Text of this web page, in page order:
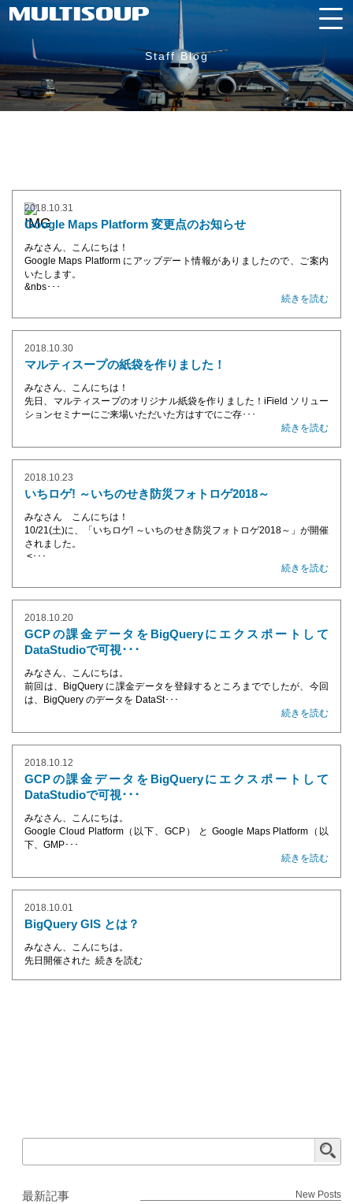
Staff Blog
2018.10.31
Google Maps Platform 変更点のお知らせ
みなさん、こんにちは！
Google Maps Platform にアップデート情報がありましたので、ご案内
いたします。
&nbs･･･
続きを読む
2018.10.30
マルティスープの紙袋を作りました！
みなさん、こんにちは！
先日、マルティスープのオリジナル紙袋を作りました！iField ソリュー
ションセミナーにご来場いただいた方はすでにご存･･･
続きを読む
2018.10.23
いちロゲ! ～いちのせき防災フォトロゲ2018～
みなさん こんにちは！
10/21(土)に、「いちロゲ! ～いちのせき防災フォトロゲ2018～」が開催
されました。
<･･･
続きを読む
2018.10.20
GCPの課金データをBigQueryにエクスポートして
DataStudioで可視･･･
みなさん、こんにちは。
前回は、BigQuery に課金データを登録するところまででしたが、今回
は、BigQuery のデータを DataSt･･･
続きを読む
2018.10.12
GCPの課金データをBigQueryにエクスポートして
DataStudioで可視･･･
みなさん、こんにちは。
Google Cloud Platform（以下、GCP） と Google Maps Platform（以
下、GMP･･･
続きを読む
2018.10.01
BigQuery GIS とは？
みなさん、こんにちは。
先日開催された 続きを読む
最新記事 New Posts